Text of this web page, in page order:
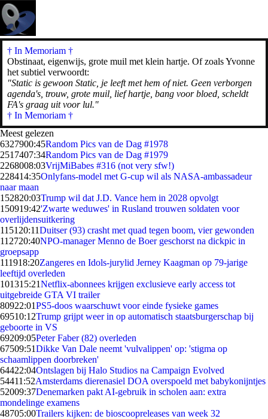
† In Memoriam †
Obstinaat, eigenwijs, grote muil met klein hartje. Of zoals Yvonne
het subtiel verwoordt:
"Static is gewoon Static, je leeft met hem of niet. Geen verborgen
agenda's, trouw, grote muil, lief hartje, bang voor bloed, scheldt
FA's graag uit voor lul."
† In Memoriam †
Meest gelezen
6327900:45Random Pics van de Dag #1978
2517407:34Random Pics van de Dag #1979
2268008:03VrijMiBabes #316 (not very sfw!)
228414:35Onlyfans-model met G-cup wil als NASA-ambassadeur
naar maan
152820:03Trump wil dat J.D. Vance hem in 2028 opvolgt
150919:42'Zwarte weduwes' in Rusland trouwen soldaten voor
overlijdensuitkering
1151 20:11Duitser (93) crasht met quad tegen boom, vier gewonden
112720:40NPO-manager Menno de Boer geschorst na dickpic in
groepsapp
111918:20Zangeres en Idols-jurylid Jerney Kaagman op 79-jarige
leeftijd overleden
101315:21Netflix-abonnees krijgen exclusieve early access tot
uitgebreide GTA VI trailer
80922:01PS5-doos waarschuwt voor einde fysieke games
69510:12Trump grijpt weer in op automatisch staatsburgerschap bij
geboorte in VS
69209:05Peter Faber (82) overleden
67509:51Dikke Van Dale neemt 'vulvalippen' op: 'stigma op
schaamlippen doorbreken'
64422:04Ontslagen bij Halo Studios na Campaign Evolved
54411:52Amsterdams dierenasiel DOA overspoeld met babykonijntjes
52009:37Denemarken pakt AI-gebruik in scholen aan: extra
mondelinge examens
48705:00Trailers kijken: de bioscoopreleases van week 32